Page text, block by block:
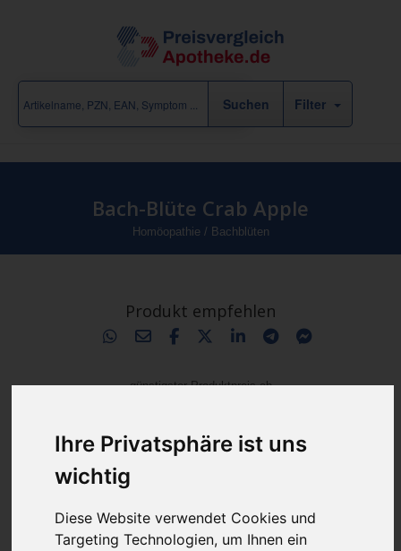
Ihre Privatsphäre ist uns
wichtig
Diese Website verwendet Cookies und
Targeting Technologien, um Ihnen ein
Filter
Bach-Blüte Crab Apple
Homöopathie / Bachblüten
Produkt empfehlen
günstigster Produktpreis ab
9,05 €
+ 4,95 € Versandkosten
& inkl. MwSt.